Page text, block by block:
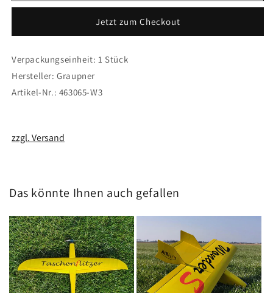
JetJetzt zum Checkout
Verpackungseinheit: 1 Stück
Hersteller: Graupner
Artikel-Nr.: 463065-W3
zzgl. Versand
Das könnte Ihnen auch gefallen